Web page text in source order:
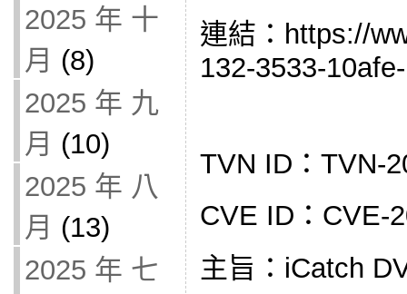
2025 年 十
月 (8)
2025 年 九
月 (10)
2025 年 八
月 (13)
2025 年 七
連結：https://
132-3533-
TVN ID：TVN-
CVE ID：CVE-
主旨：iCatch